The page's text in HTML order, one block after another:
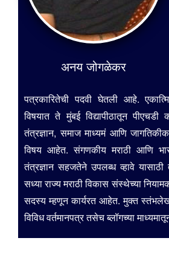
अनय जोगळेकर
पत्रकारितेची पदवी घेतली आहे.
विषयात ते मुंबई विद्यापीठातून
तंत्रज्ञान, समाज माध्यमं आणि
विषय आहेत. संगणकीय मराठी आणि
तंत्रज्ञान सहजतेने उपलब्ध व्हावे
सध्या राज्य मराठी विकास संस्थेच्या
सदस्य म्हणून कार्यरत आहेत. मुक्त
विविध वर्तमानपत्र तसेच ब्लॉगच्या